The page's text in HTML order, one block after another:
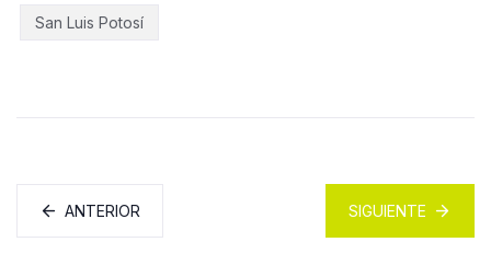
San Luis Potosí
ANTERIOR SIGUIENTE